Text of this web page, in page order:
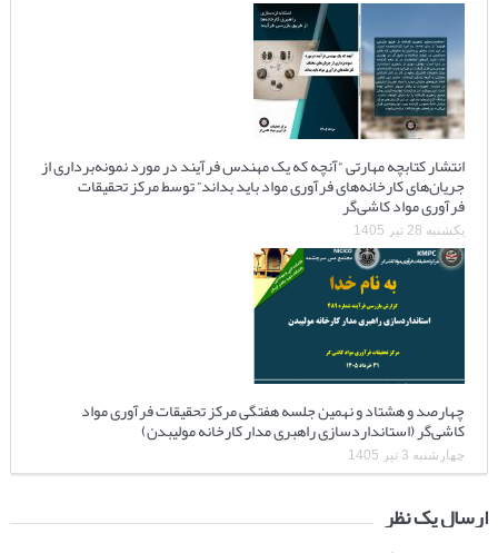
انتشار کتابچه مهارتی “آنچه که یک مهندس فرآیند در مورد نمونه‌برداری از
جریان‌های کارخانه‌های فرآوری مواد باید بداند” توسط مرکز تحقیقات
فرآوری مواد کاشی‌گر
یکشنبه 28 تیر 1405
چهارصد و هشتاد و نهمین جلسه هفتگی مرکز تحقیقات فرآوری مواد
کاشی‌گر (استانداردسازی راهبری مدار کارخانه مولیبدن)
چهارشنبه 3 تیر 1405
ارسال یک نظر